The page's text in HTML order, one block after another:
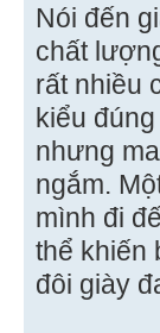
Nói đến
chất
rất nhiều
kiểu
nhưng
ngắm.
mình đi
thể khiến
đôi giày